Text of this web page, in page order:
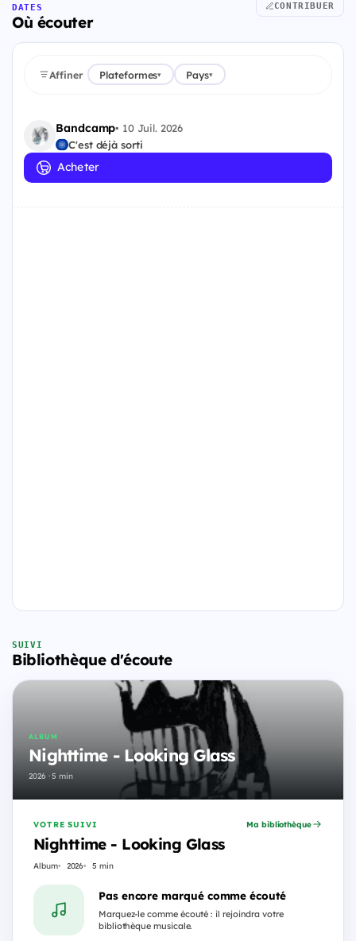
DATES
Où écouter
CONTRIBUER
Affiner Plateformes▾ Pays▾
Bandcamp• 10 Juil. 2026
C'est déjà sorti
Acheter
SUIVI
Bibliothèque d'écoute
ALBUM
Nighttime - Looking Glass
2026 · 5 min
VOTRE SUIVI
Nighttime - Looking Glass
Album 2026 5 min
Ma bibliothèque
Pas encore marqué comme écouté
Marquez-le comme écouté : il rejoindra votre
bibliothèque musicale.